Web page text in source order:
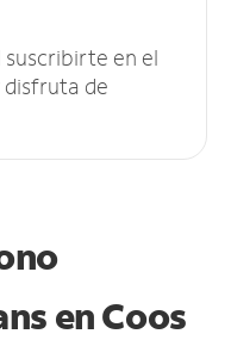
en el
disfruta de
en Coos